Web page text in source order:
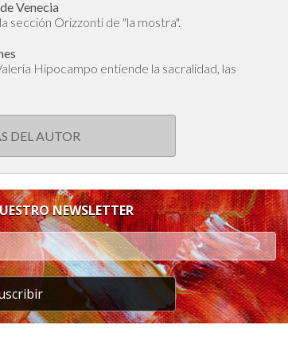
Venecia
sección Orizzonti de "la mostra".
Hipocampo entiende la sacralidad, las
DEL AUTOR
NEWSLETTER